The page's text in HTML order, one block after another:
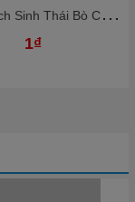
K
hu Du Lịch Sinh Thái Bò Cạp Vàng – Thiên Đường Giải Trí Xanh Gần Sài Gòn
1₫